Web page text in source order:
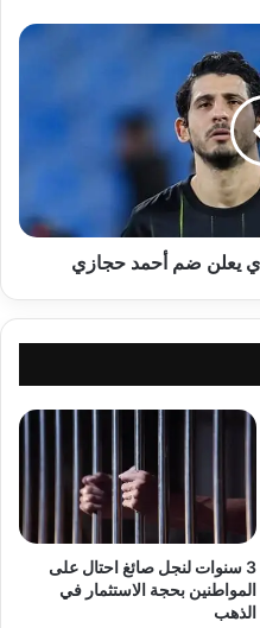
يعلن ضم أحمد حجازي
3 سنوات لنجل صائغ احتال على
المواطنين بحجة الاستثمار في
الذهب